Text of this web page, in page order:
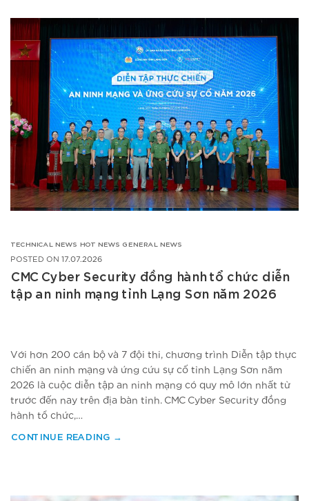
TECHNICAL NEWS HOT NEWS GENERAL NEWS
POSTED ON 17.07.2026
CMC Cyber Security đồng hành tổ chức diễn
tập an ninh mạng tỉnh Lạng Sơn năm 2026
Với hơn 200 cán bộ và 7 đội thi, chương trình Diễn tập thực
chiến an ninh mạng và ứng cứu sự cố tỉnh Lạng Sơn năm
2026 là cuộc diễn tập an ninh mạng có quy mô lớn nhất từ
trước đến nay trên địa bàn tỉnh. CMC Cyber Security đồng
hành tổ chức,…
CONTINUE READING →